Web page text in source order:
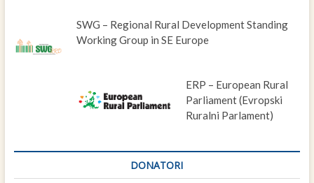
SWG – Regional Rural Development Standing
Working Group in SE Europe
ERP – European Rural
Parliament (Evropski
Ruralni Parlament)
DONATORI